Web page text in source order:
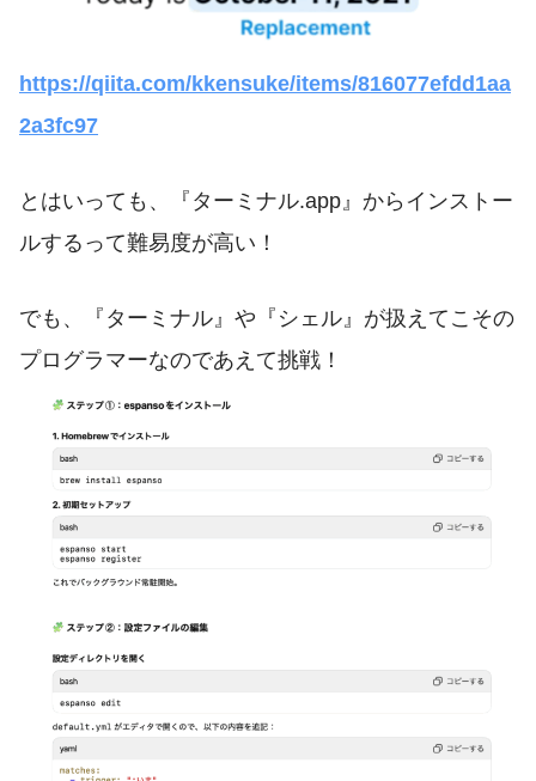
https://qiita.com/kkensuke/items/816077efdd1aa
2a3fc97
とはいっても、『ターミナル.app』からインストー
ルするって難易度が高い！
でも、『ターミナル』や『シェル』が扱えてこその
プログラマーなのであえて挑戦！